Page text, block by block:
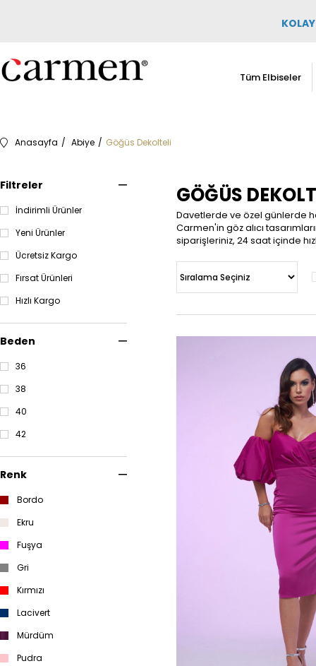
Tüm Elbiseler
Anasayfa Abiye Göğüs Dekolteli
Filtreler
İndirimli Ürünler
Yeni Ürünler
Ücretsiz Kargo
Fırsat Ürünleri
Hızlı Kargo
Beden
36
38
40
42
Renk
Bordo
Ekru
Fuşya
Gri
Kırmızı
Lacivert
Mürdüm
Pudra
GÖĞÜS
Davetlerde ve özel günlerde
Carmen'in göz alıcı
siparişleriniz, 24 saat içinde